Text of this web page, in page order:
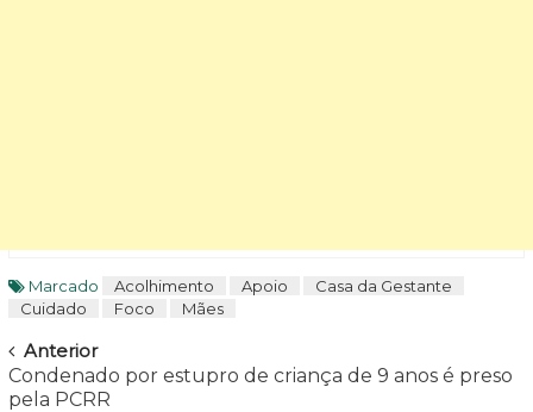
Marcado Acolhimento Apoio
Casa da Gestante
Cuidado
Foco Mães
Navegar
Anterior
Condenado por estupro de criança de 9 anos é preso
pela PCRR